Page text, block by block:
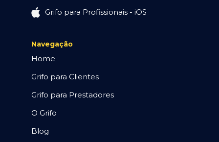
Grifo para Profissionais - iOS
Navegação
Home
Grifo para Clientes
Grifo para Prestadores
O Grifo
Blog